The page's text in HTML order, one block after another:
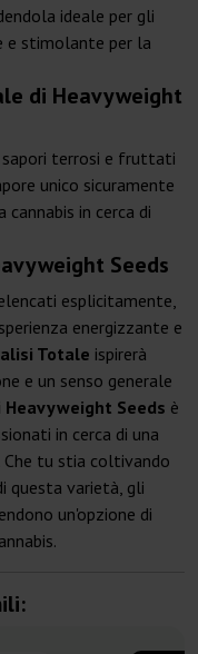
ideale per gli
stimolante per la
di Heavyweight
sapori terrosi e fruttati
unico sicuramente
in cerca di
Seeds
esplicitamente,
energizzante e
Totale ispirerà
e un senso generale
Seeds è
in cerca di una
tu stia coltivando
questa varietà, gli
un'opzione di